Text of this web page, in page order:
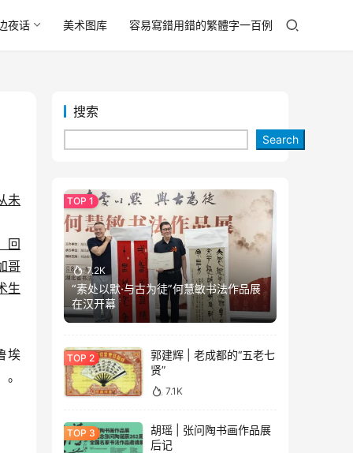
夜话 美术图库 容易寫錯用錯的繁體字一百例
未
回
哥
生
埃
搜索
Search
7.2K
“素处以默·与古为徒”何慧敏书法作品展
在汉开幕
郭建辉 | 老成都的“五老七
贤”
7.1K
胡瑶 | 张问陶书画作品展
后记